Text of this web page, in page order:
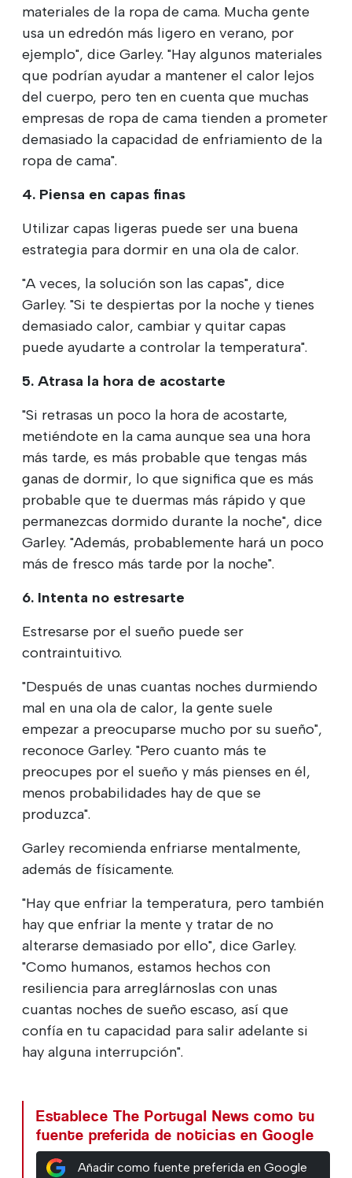
materiales de la ropa de cama. Mucha gente
usa un edredón más ligero en verano, por
ejemplo", dice Garley. "Hay algunos materiales
que podrían ayudar a mantener el calor lejos
del cuerpo, pero ten en cuenta que muchas
empresas de ropa de cama tienden a prometer
demasiado la capacidad de enfriamiento de la
ropa de cama".
4. Piensa en capas finas
Utilizar capas ligeras puede ser una buena
estrategia para dormir en una ola de calor.
"A veces, la solución son las capas", dice
Garley. "Si te despiertas por la noche y tienes
demasiado calor, cambiar y quitar capas
puede ayudarte a controlar la temperatura".
5. Atrasa la hora de acostarte
"Si retrasas un poco la hora de acostarte,
metiéndote en la cama aunque sea una hora
más tarde, es más probable que tengas más
ganas de dormir, lo que significa que es más
probable que te duermas más rápido y que
permanezcas dormido durante la noche", dice
Garley. "Además, probablemente hará un poco
más de fresco más tarde por la noche".
6. Intenta no estresarte
Estresarse por el sueño puede ser
contraintuitivo.
"Después de unas cuantas noches durmiendo
mal en una ola de calor, la gente suele
empezar a preocuparse mucho por su sueño",
reconoce Garley. "Pero cuanto más te
preocupes por el sueño y más pienses en él,
menos probabilidades hay de que se
produzca".
Garley recomienda enfriarse mentalmente,
además de físicamente.
"Hay que enfriar la temperatura, pero también
hay que enfriar la mente y tratar de no
alterarse demasiado por ello", dice Garley.
"Como humanos, estamos hechos con
resiliencia para arreglárnoslas con unas
cuantas noches de sueño escaso, así que
confía en tu capacidad para salir adelante si
hay alguna interrupción".
Establece The Portugal News como tu
fuente preferida de noticias en Google
Añadir como fuente preferida en Google